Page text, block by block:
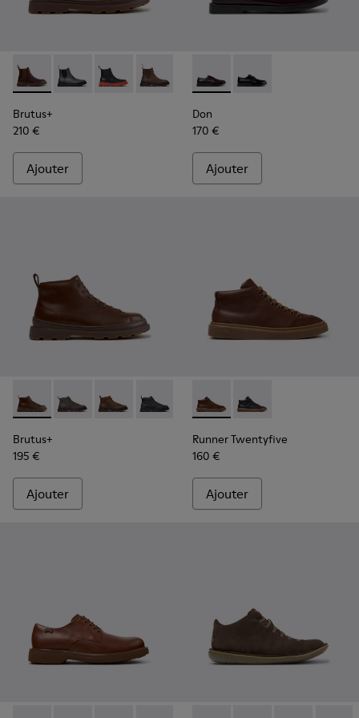
Brutus+ - K300534-005 - Bottines en nubuck marron pour
Brutus+ - K300534-004
Brutus+ - K300534-003
Brutus+ - K300534-002
Brutus+ - K300534-001
Brutus+
210 €
Ajouter
Don - K101140-003 -
Don - K101140-001
Don
170 €
Ajouter
Brutus+ - K300535-005 - Bottines en cuir marron pour
Brutus+ - K300535-003
Brutus+ - K300535-002
Brutus+ - K300535-001
Brutus+
195 €
Ajouter
Runner Twentyfive -
Runner Twentyfive -
Runner Twentyfive
160 €
Ajouter